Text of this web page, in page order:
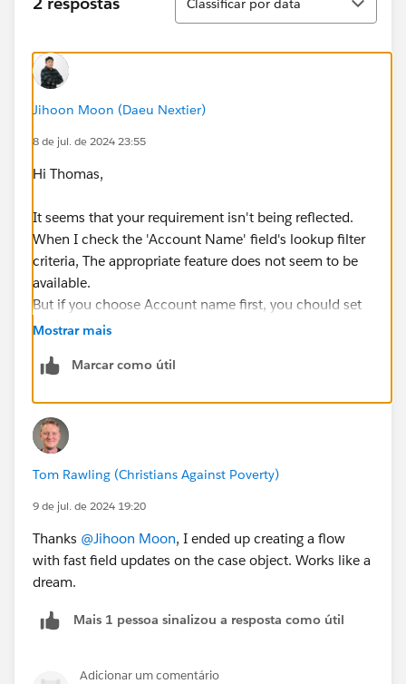
Classificar por data
Jihoon Moon (Daeu Nextier)
8 de jul. de 2024 23:55
Hi Thomas,
It seems that your requirement isn't being reflected.
When I check the 'Account Name' field's lookup filter
criteria, The appropriate feature does not seem to be
available.
But if you choose Account name first, you chould set
up the 'Contact Name''s filter criteria, can choose only
that meets your requirement.
thanks.
Mostrar mais
Marcar como útil
Tom Rawling (Christians Against Poverty)
9 de jul. de 2024 19:20
Thanks @Jihoon Moon, I ended up creating a flow
with fast field updates on the case object. Works like a
dream.
Mais 1 pessoa sinalizou a resposta como útil
Adicionar um comentário